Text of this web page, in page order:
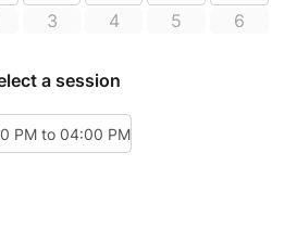
annulée et vous
D'HYGIENE,
CHEVRES (TOUCHER
ANIMAUX).